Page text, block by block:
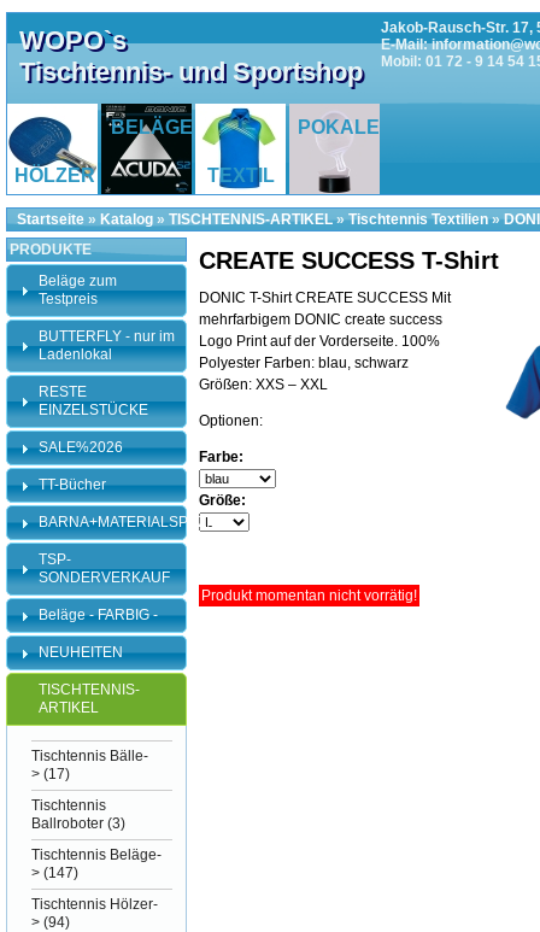
WOPO`s
Tischtennis- und Sportshop
Jakob-Rausch-Str. 17,
E-Mail:
Mobil: 01 72 - 9 14 54
HÖLZER
BELÄGE
TEXTIL
POKALE
Startseite » Katalog » TISCHTENNIS-ARTIKEL»Tischtennis Textilien»
CREATE SUCCESS T-Shirt
DONIC T-Shirt CREATE SUCCESS Mit
mehrfarbigem DONIC create success
Logo Print auf der Vorderseite. 100%
Polyester Farben: blau, schwarz
Größen: XXS – XXL
Optionen:
Farbe:
Größe:
Produkt momentan nicht vorrätig!
PRODUKTE
Beläge zum
Testpreis
BUTTERFLY - nur im
Ladenlokal
RESTE
EINZELSTÜCKE
SALE%2026
TT-Bücher
BARNA+MATERIALSPEZI
TSP-
SONDERVERKAUF
Beläge - FARBIG -
NEUHEITEN
TISCHTENNIS-
ARTIKEL
Tischtennis Bälle-
> (17)
Tischtennis
Ballroboter (3)
Tischtennis Beläge-
> (147)
Tischtennis Hölzer-
> (94)